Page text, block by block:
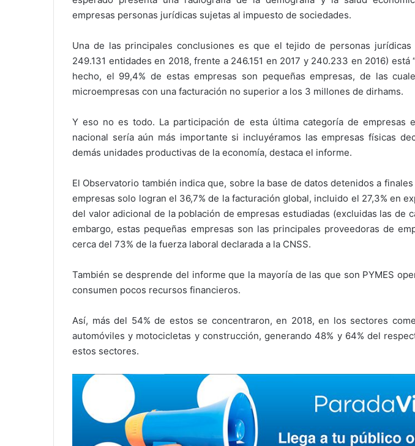
empresas personas jurídicas sujetas al impuesto de sociedades.
Una de las principales conclusiones es que el tejido de personas jurídicas
249.131 entidades en 2018, frente a 246.151 en 2017 y 240.233 en 2016) está
hecho, el 99,4% de estas empresas son pequeñas empresas, de las
microempresas con una facturación no superior a los 3 millones de dirhams.
Y eso no es todo. La participación de esta última categoría de empresas
nacional sería aún más importante si incluyéramos las empresas físicas
demás unidades productivas de la economía, destaca el informe.
El Observatorio también indica que, sobre la base de datos detenidos a
empresas solo logran el 36,7% de la facturación global, incluido el 27,3% en
del valor adicional de la población de empresas estudiadas (excluidas las de
embargo, estas pequeñas empresas son las principales proveedoras de
cerca del 73% de la fuerza laboral declarada a la CNSS.
También se desprende del informe que la mayoría de las que son PYMES
consumen pocos recursos financieros.
Así, más del 54% de estos se concentraron, en 2018, en los sectores
automóviles y motocicletas y construcción, generando 48% y 64% del
estos sectores.